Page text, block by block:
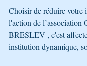
Choisir de réduire votre
l'action de
BRESLEV , c'est
institution dynamique,